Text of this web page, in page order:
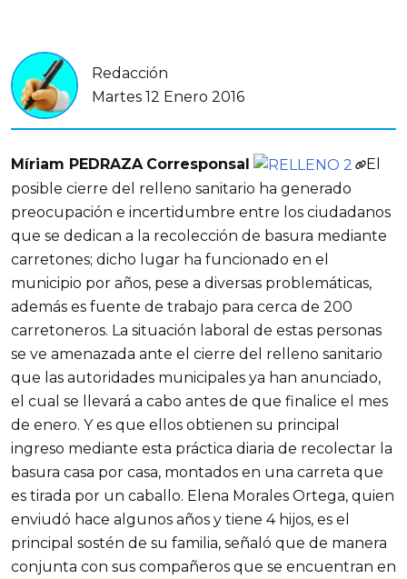
Redacción
Martes 12 Enero 2016
Míriam PEDRAZA Corresponsal
El
posible cierre del relleno sanitario ha generado
preocupación e incertidumbre entre los ciudadanos
que se dedican a la recolección de basura mediante
carretones; dicho lugar ha funcionado en el
municipio por años, pese a diversas problemáticas,
además es fuente de trabajo para cerca de 200
carretoneros. La situación laboral de estas personas
se ve amenazada ante el cierre del relleno sanitario
que las autoridades municipales ya han anunciado,
el cual se llevará a cabo antes de que finalice el mes
de enero. Y es que ellos obtienen su principal
ingreso mediante esta práctica diaria de recolectar la
basura casa por casa, montados en una carreta que
es tirada por un caballo. Elena Morales Ortega, quien
enviudó hace algunos años y tiene 4 hijos, es el
principal sostén de su familia, señaló que de manera
conjunta con sus compañeros que se encuentran en